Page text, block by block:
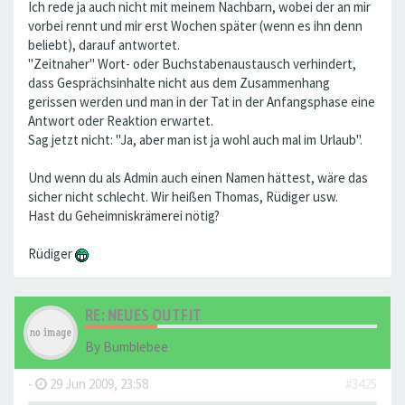
Ich rede ja auch nicht mit meinem Nachbarn, wobei der an mir
vorbei rennt und mir erst Wochen später (wenn es ihn denn
beliebt), darauf antwortet.
"Zeitnaher" Wort- oder Buchstabenaustausch verhindert,
dass Gesprächsinhalte nicht aus dem Zusammenhang
gerissen werden und man in der Tat in der Anfangsphase eine
Antwort oder Reaktion erwartet.
Sag jetzt nicht: "Ja, aber man ist ja wohl auch mal im Urlaub".
Und wenn du als Admin auch einen Namen hättest, wäre das
sicher nicht schlecht. Wir heißen Thomas, Rüdiger usw.
Hast du Geheimniskrämerei nötig?
Rüdiger
RE: NEUES OUTFIT
By Bumblebee
- 29 Jun 2009, 23:58
#3425